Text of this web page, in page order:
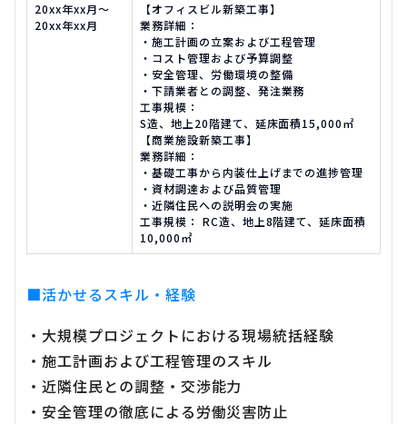
20xx年xx月～
20xx年xx月
【オフィスビル新築工事】
業務詳細：
・施工計画の立案および工程管理
・コスト管理および予算調整
・安全管理、労働環境の整備
・下請業者との調整、発注業務
工事規模：
S造、地上20階建て、延床面積15,000㎡
【商業施設新築工事】
業務詳細：
・基礎工事から内装仕上げまでの進捗管理
・資材調達および品質管理
・近隣住民への説明会の実施
工事規模： RC造、地上8階建て、延床面積
10,000㎡
■活かせるスキル・経験
・大規模プロジェクトにおける現場統括経験
・施工計画および工程管理のスキル
・近隣住民との調整・交渉能力
・安全管理の徹底による労働災害防止